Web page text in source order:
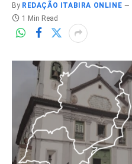
By REDAÇÃO ITABIRA ONLINE
1 Min Read